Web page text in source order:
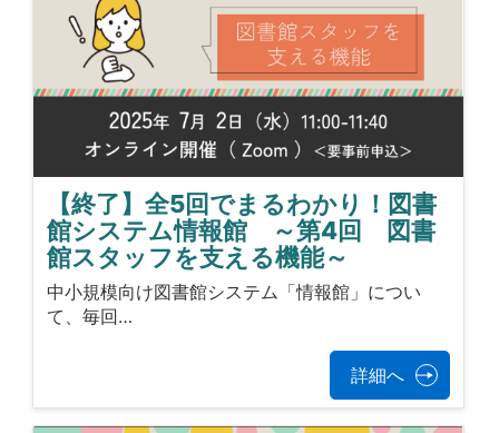
【終了】全5回でまるわかり！図書
館システム情報館 ～第4回 図書
館スタッフを支える機能～
中小規模向け図書館システム「情報館」につい
て、毎回…
詳細へ